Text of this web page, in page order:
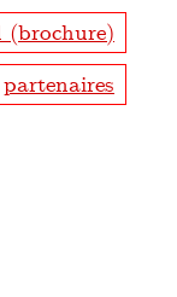
(brochure)
partenaires